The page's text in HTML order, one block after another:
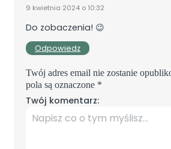
9 kwietnia 2024 o 10:32
Do zobaczenia! 😉
Odpowiedz
Twój adres email nie zostanie
pola są oznaczone *
Twój komentarz: